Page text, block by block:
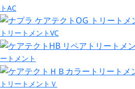
トAC
トリートメントVC
ートメント
トリートメントＶ